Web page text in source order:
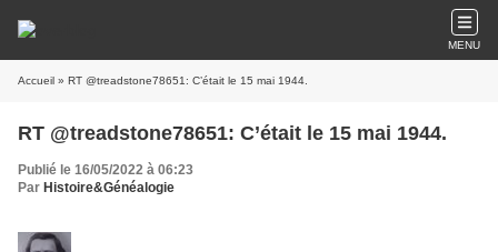
MENU
Accueil » RT @treadstone78651: C’était le 15 mai 1944.
RT @treadstone78651: C’était le 15 mai 1944.
Publié le 16/05/2022 à 06:23
Par Histoire&Généalogie